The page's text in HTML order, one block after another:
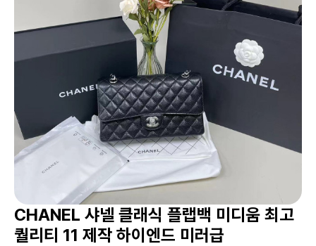
CHANEL 샤넬 클래식 플랩백 미디움 최고
퀄리티 11 제작 하이엔드 미러급